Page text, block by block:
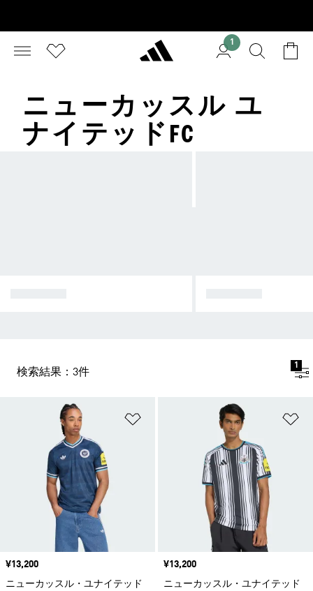
1
ニューカッスル ユ
ナイテッドFC
検索結果：3件
1
ほしいものリストに追加
価格
¥13,200
ニューカッスル・ユナイテッド
価格
¥13,200
ニューカッスル・ユナイテッド